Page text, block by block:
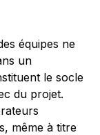
équipes ne
un
le socle
du projet.
même à titre